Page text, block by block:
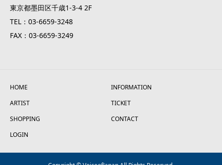
東京都墨田区千歳1-3-4 2F
TEL：03-6659-3248
FAX：03-6659-3249
HOME
INFORMATION
ARTIST
TICKET
SHOPPING
CONTACT
LOGIN